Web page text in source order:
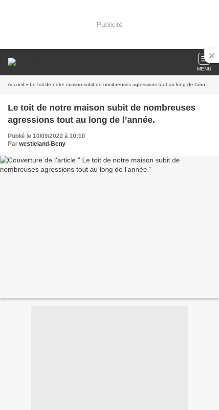
Publicité
MENU
Accueil » Le toit de notre maison subit de nombreuses agressions tout au long de l’année.
Le toit de notre maison subit de nombreuses
agressions tout au long de l’année.
Publié le 10/09/2022 à 10:10
Par westieland-Beny